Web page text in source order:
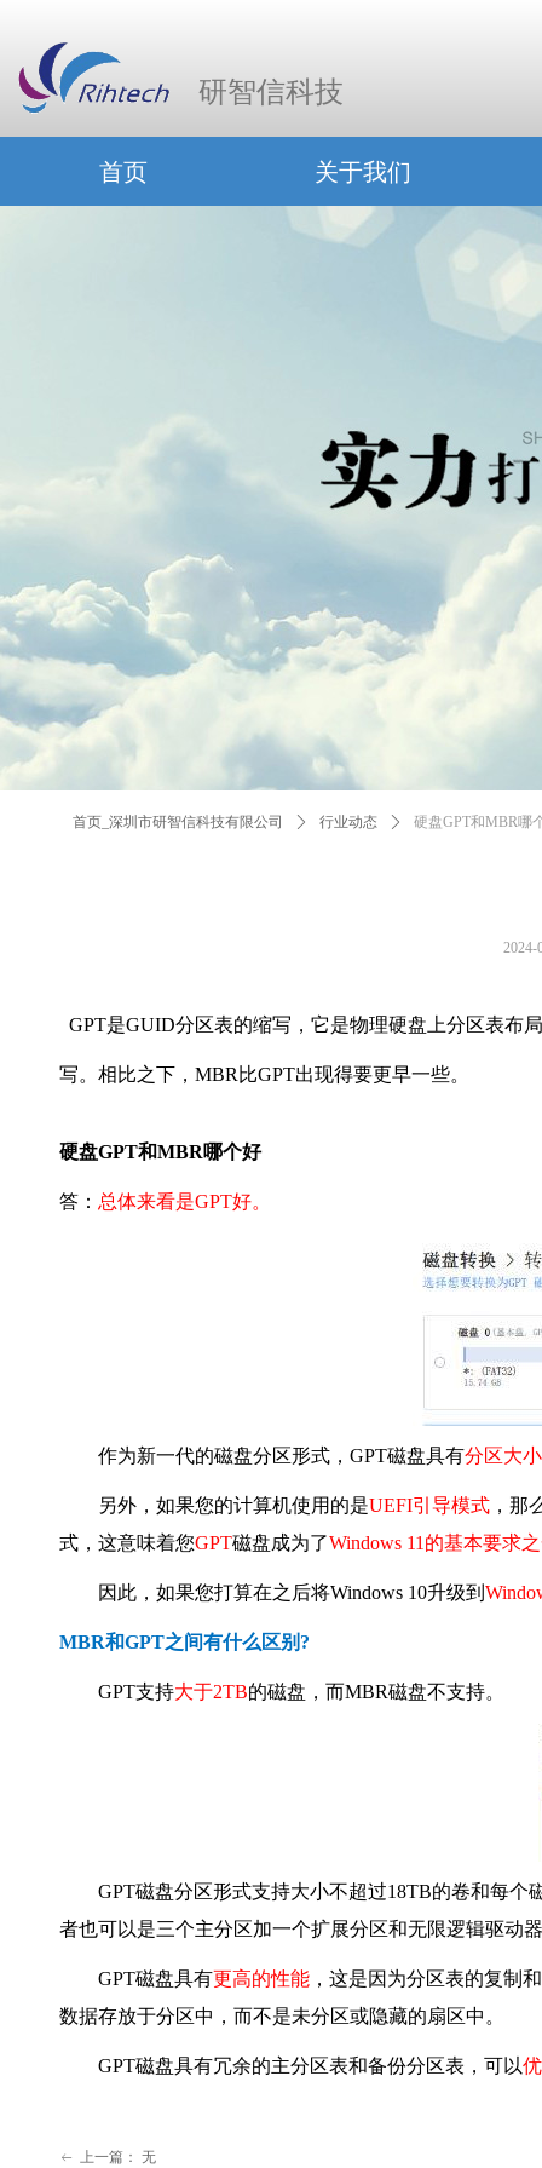
研智信科技
首页 关于我们
首页_深圳市研智信科技有限公司 ꄲ 行业动态 ꄲ 硬盘GPT和MBR哪
GPT是GUID分区表的缩写，它是物理硬盘上分区表布
写。相比之下，MBR比GPT出现得要更早一些。
硬盘GPT和MBR哪个好
答： 总体来看是GPT好。
作为新一代的磁盘分区形式，GPT磁盘具有分区大
另外，如果您的计算机使用的是UEFI引导模式 ， 那
式，这意味着您GPT磁盘成为了Windows 11的基本要求
因此，如果您打算在之后将Windows 10升级到
MBR和GPT之间有什么区别?
GPT支持大于2TB的磁盘，而MBR磁盘不支持。
GPT磁盘分区形式支持大小不超过18TB的卷和每个
者也可以是三个主分区加一个扩展分区和无限逻辑驱动
GPT磁盘具有更高的性能 ，这是因为分区表的复制
数据存放于分区中，而不是未分区或隐藏的扇区中。
GPT磁盘具有冗余的主分区表和备份分区表，可以
2024-
ꂃ 上一篇： 无